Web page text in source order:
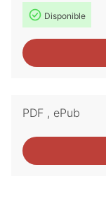
Disponible
PDF , ePub